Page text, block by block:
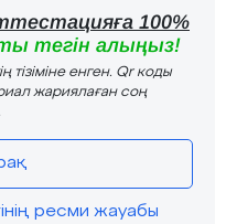
100%
тегін алыңыз!
тізіміне енген. Qr коды
жариялаған соң
ресми жауабы